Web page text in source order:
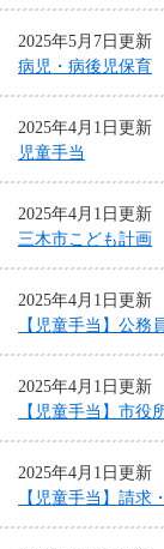
2025年5月7日更新
病児・病後児保育
2025年4月1日更新
児童手当
2025年4月1日更新
三木市こども計画
2025年4月1日更新
【児童手当】公務
2025年4月1日更新
【児童手当】市役
2025年4月1日更新
【児童手当】請求